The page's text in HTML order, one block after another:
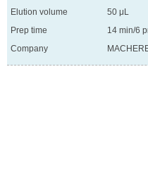
Elution volume
50 μL
Prep time
14 min/6
Company